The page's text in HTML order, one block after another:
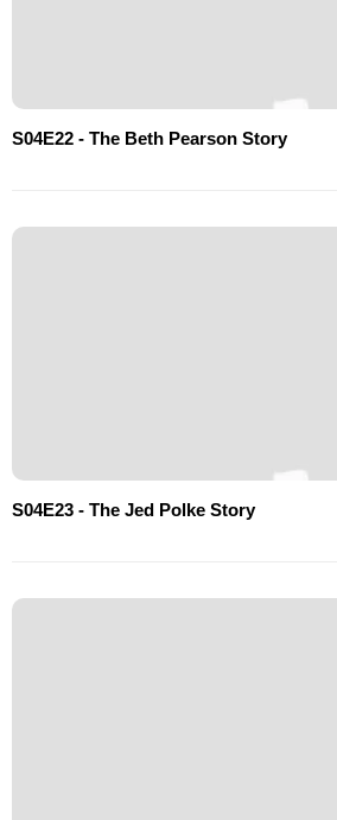
S04E22 - The Beth Pearson Story
S04E23 - The Jed Polke Story